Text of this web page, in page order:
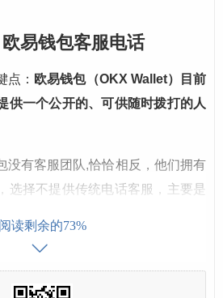
易钱包客服电话
点： 欧易钱包（OKX Wallet）目前
供一个公开的、可供随时拨打的人
没有客服团队,恰恰相反，他们拥有
选择不提供传统电话客服，主要是
货币用户数量庞大，电话客服难以
户可能需要长时间等待。
阅读剩余的73%